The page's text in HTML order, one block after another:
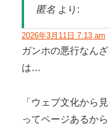
匿名 より:
2026年3月11日 7:13 am
ガンホの悪行なん
は…
「ウェブ文化から
ってページあるから